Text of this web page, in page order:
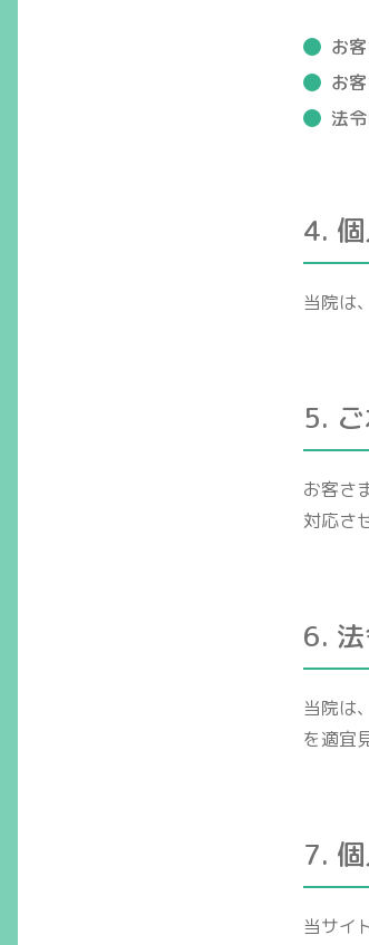
お
お
法
4.
当院は
5.
お客さ
対応さ
6.
当院は
を適宜
7.
当サイ